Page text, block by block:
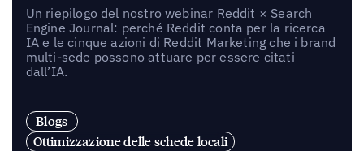
Un riepilogo del nostro webinar Reddit × Search
Engine Journal: perché Reddit conta per la ricerca
IA e le cinque azioni di Reddit Marketing che i brand
multi-sede possono attuare per essere citati
dall’IA.
Blogs
Ottimizzazione delle schede locali